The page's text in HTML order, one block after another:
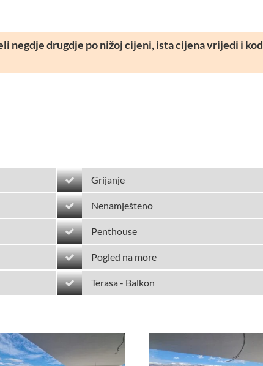
negdje drugdje po nižoj cijeni, ista cijena vrijedi i kod
Grijanje
Nenamješteno
Penthouse
Pogled na more
Terasa - Balkon